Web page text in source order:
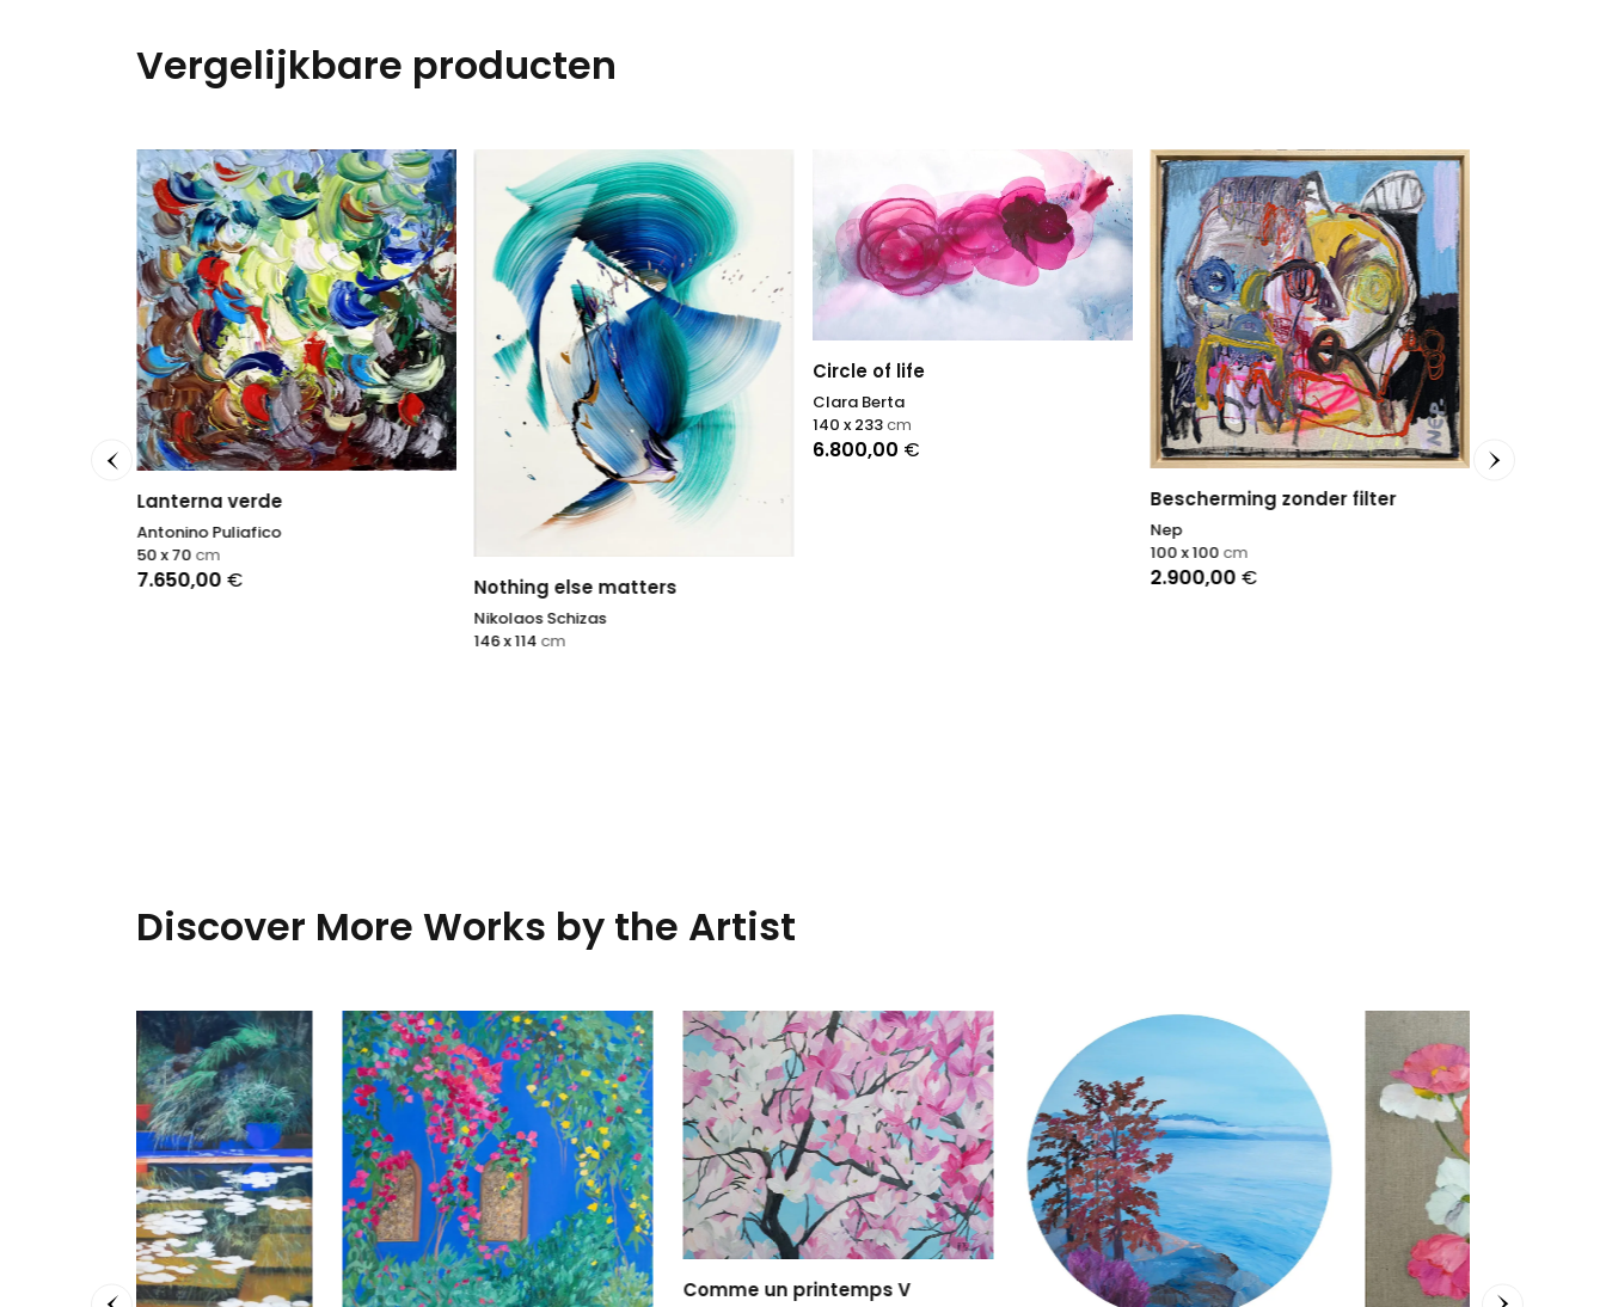
Vergelijkbare producten
Lanterna verde
Antonino Puliafico
7.650,00 €
50 x 70 cm
Nothing else matters
Nikolaos Schizas
146 x 114 cm
Circle of life
Clara Berta
6.800,00 €
140 x 233cm
Bescherming zonder filter
Nep
2.900,00 €
100 x 100 cm
Discover More Works by the Artist
Comme un printemps V